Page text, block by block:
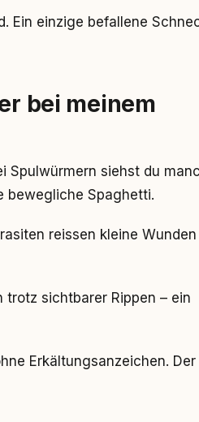
Ein einzige befallene
bei meinem
Spulwürmern siehst du
bewegliche Spaghetti.
reissen kleine Wunden
trotz sichtbarer Rippen – ein
Erkältungsanzeichen. Der